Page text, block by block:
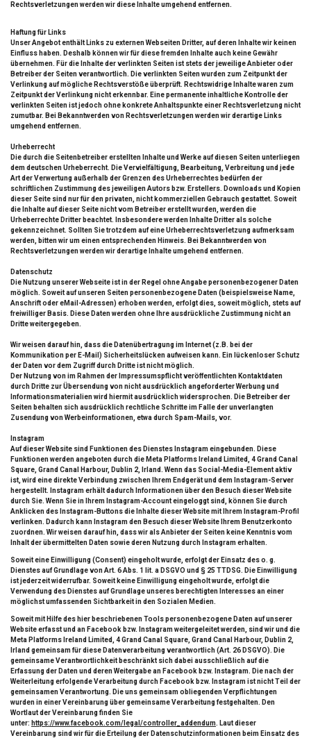
Rechtsverletzungen werden wir diese Inhalte umgehend entfernen.
Haftung für Links
Unser Angebot enthält Links zu externen Webseiten Dritter, auf deren Inhalte wir keinen
Einfluss haben. Deshalb können wir für diese fremden Inhalte auch keine Gewähr
übernehmen. Für die Inhalte der verlinkten Seiten ist stets der jeweilige Anbieter oder
Betreiber der Seiten verantwortlich. Die verlinkten Seiten wurden zum Zeitpunkt der
Verlinkung auf mögliche Rechtsverstöße überprüft. Rechtswidrige Inhalte waren zum
Zeitpunkt der Verlinkung nicht erkennbar. Eine permanente inhaltliche Kontrolle der
verlinkten Seiten ist jedoch ohne konkrete Anhaltspunkte einer Rechtsverletzung nicht
zumutbar. Bei Bekanntwerden von Rechtsverletzungen werden wir derartige Links
umgehend entfernen.
Urheberrecht
Die durch die Seitenbetreiber erstellten Inhalte und Werke auf diesen Seiten unterliegen
dem deutschen Urheberrecht. Die Vervielfältigung, Bearbeitung, Verbreitung und jede
Art der Verwertung außerhalb der Grenzen des Urheberrechtes bedürfen der
schriftlichen Zustimmung des jeweiligen Autors bzw. Erstellers. Downloads und Kopien
dieser Seite sind nur für den privaten, nicht kommerziellen Gebrauch gestattet. Soweit
die Inhalte auf dieser Seite nicht vom Betreiber erstellt wurden, werden die
Urheberrechte Dritter beachtet. Insbesondere werden Inhalte Dritter als solche
gekennzeichnet. Sollten Sie trotzdem auf eine Urheberrechtsverletzung aufmerksam
werden, bitten wir um einen entsprechenden Hinweis. Bei Bekanntwerden von
Rechtsverletzungen werden wir derartige Inhalte umgehend entfernen.
Datenschutz
Die Nutzung unserer Webseite ist in der Regel ohne Angabe personenbezogener Daten
möglich. Soweit auf unseren Seiten personenbezogene Daten (beispielsweise Name,
Anschrift oder eMail-Adressen) erhoben werden, erfolgt dies, soweit möglich, stets auf
freiwilliger Basis. Diese Daten werden ohne Ihre ausdrückliche Zustimmung nicht an
Dritte weitergegeben.
Wir weisen darauf hin, dass die Datenübertragung im Internet (z.B. bei der
Kommunikation per E-Mail) Sicherheitslücken aufweisen kann. Ein lückenloser Schutz
der Daten vor dem Zugriff durch Dritte ist nicht möglich.
Der Nutzung von im Rahmen der Impressumspflicht veröffentlichten Kontaktdaten
durch Dritte zur Übersendung von nicht ausdrücklich angeforderter Werbung und
Informationsmaterialien wird hiermit ausdrücklich widersprochen. Die Betreiber der
Seiten behalten sich ausdrücklich rechtliche Schritte im Falle der unverlangten
Zusendung von Werbeinformationen, etwa durch Spam-Mails, vor.
Instagram
Auf dieser Website sind Funktionen des Dienstes Instagram eingebunden. Diese
Funktionen werden angeboten durch die Meta Platforms Ireland Limited, 4 Grand Canal
Square, Grand Canal Harbour, Dublin 2, Irland. Wenn das Social-Media-Element aktiv
ist, wird eine direkte Verbindung zwischen Ihrem Endgerät und dem Instagram-Server
hergestellt. Instagram erhält dadurch Informationen über den Besuch dieser Website
durch Sie. Wenn Sie in Ihrem Instagram-Account eingeloggt sind, können Sie durch
Anklicken des Instagram-Buttons die Inhalte dieser Website mit Ihrem Instagram-Profil
verlinken. Dadurch kann Instagram den Besuch dieser Website Ihrem Benutzerkonto
zuordnen. Wir weisen darauf hin, dass wir als Anbieter der Seiten keine Kenntnis vom
Inhalt der übermittelten Daten sowie deren Nutzung durch Instagram erhalten.
Soweit eine Einwilligung (Consent) eingeholt wurde, erfolgt der Einsatz des o. g.
Dienstes auf Grundlage von Art. 6 Abs. 1 lit. a DSGVO und § 25 TTDSG. Die Einwilligung
ist jederzeit widerrufbar. Soweit keine Einwilligung eingeholt wurde, erfolgt die
Verwendung des Dienstes auf Grundlage unseres berechtigten Interesses an einer
möglichst umfassenden Sichtbarkeit in den Sozialen Medien.
Soweit mit Hilfe des hier beschriebenen Tools personenbezogene Daten auf unserer
Website erfasst und an Facebook bzw. Instagram weitergeleitet werden, sind wir und die
Meta Platforms Ireland Limited, 4 Grand Canal Square, Grand Canal Harbour, Dublin 2,
Irland gemeinsam für diese Datenverarbeitung verantwortlich (Art. 26 DSGVO). Die
gemeinsame Verantwortlichkeit beschränkt sich dabei ausschließlich auf die
Erfassung der Daten und deren Weitergabe an Facebook bzw. Instagram. Die nach der
Weiterleitung erfolgende Verarbeitung durch Facebook bzw. Instagram ist nicht Teil der
gemeinsamen Verantwortung. Die uns gemeinsam obliegenden Verpflichtungen
wurden in einer Vereinbarung über gemeinsame Verarbeitung festgehalten. Den
Wortlaut der Vereinbarung finden Sie
unter: https://www.facebook.com/legal/controller_addendum. Laut dieser
Vereinbarung sind wir für die Erteilung der Datenschutzinformationen beim Einsatz des